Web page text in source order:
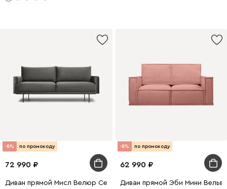
-8% по промокоду
72 990
Диван прямой Мисл Велюр Серый
-8% по промокоду
62 990
Диван прямой Эби Мини